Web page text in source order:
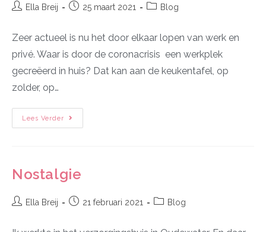
Ella Breij 25 maart 2021 Blog
Zeer actueel is nu het door elkaar lopen van werk en
privé. Waar is door de coronacrisis een werkplek
gecreëerd in huis? Dat kan aan de keukentafel, op
zolder, op…
Lees Verder
Nostalgie
Ella Breij 21 februari 2021 Blog